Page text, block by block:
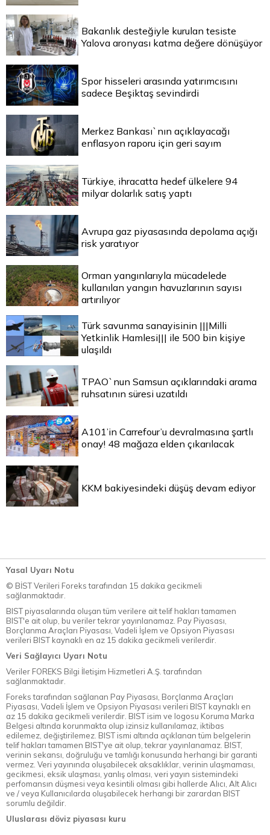
Bakanlık desteğiyle kurulan tesiste
Yalova aronyası katma değere dönüşüyor
Spor hisseleri arasında yatırımcısını
sadece Beşiktaş sevindirdi
Merkez Bankası`nın açıklayacağı
enflasyon raporu için geri sayım
Türkiye, ihracatta hedef ülkelere 94
milyar dolarlık satış yaptı
Avrupa gaz piyasasında depolama açığı
risk yaratıyor
Orman yangınlarıyla mücadelede
kullanılan yangın havuzlarının sayısı
artırılıyor
Türk savunma sanayisinin |||Milli
Yetkinlik Hamlesi||| ile 500 bin kişiye
ulaşıldı
TPAO`nun Samsun açıklarındaki arama
ruhsatının süresi uzatıldı
A101’in Carrefour’u devralmasına şartlı
onay! 48 mağaza elden çıkarılacak
KKM bakiyesindeki düşüş devam ediyor
Yasal Uyarı Notu
© BİST Verileri Foreks tarafından 15 dakika gecikmeli
sağlanmaktadır.
BIST piyasalarında oluşan tüm verilere ait telif hakları tamamen
BIST'e ait olup, bu veriler tekrar yayınlanamaz. Pay Piyasası,
Borçlanma Araçları Piyasası, Vadeli İşlem ve Opsiyon Piyasası
verileri BIST kaynaklı en az 15 dakika gecikmeli verilerdir.
Veri Sağlayıcı Uyarı Notu
Veriler FOREKS Bilgi İletişim Hizmetleri A.Ş. tarafından
sağlanmaktadır.
Foreks tarafından sağlanan Pay Piyasası, Borçlanma Araçları
Piyasası, Vadeli İşlem ve Opsiyon Piyasası verileri BIST kaynaklı en
az 15 dakika gecikmeli verilerdir. BIST isim ve logosu Koruma Marka
Belgesi altında korunmakta olup izinsiz kullanılamaz, iktibas
edilemez, değiştirilemez. BIST ismi altında açıklanan tüm belgelerin
telif hakları tamamen BIST'ye ait olup, tekrar yayınlanamaz. BIST,
verinin sekansı, doğruluğu ve tamlığı konusunda herhangi bir garanti
vermez. Veri yayınında oluşabilecek aksaklıklar, verinin ulaşmaması,
gecikmesi, eksik ulaşması, yanlış olması, veri yayın sistemindeki
perfomansın düşmesi veya kesintili olması gibi hallerde Alıcı, Alt Alıcı
ve / veya Kullanıcılarda oluşabilecek herhangi bir zarardan BIST
sorumlu değildir.
Uluslarası döviz piyasası kuru